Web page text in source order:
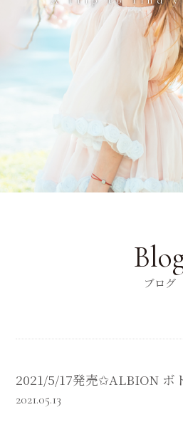
ブログ
2021/5/17発売✩ALBION ボ
2021.05.13